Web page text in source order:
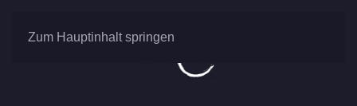
Zum Hauptinhalt springen